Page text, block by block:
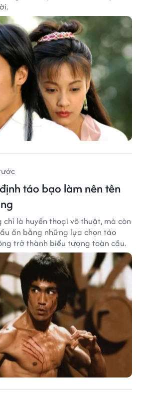
táo bạo làm nên tên
chỉ là huyền thoại võ thuật, mà còn
ấn bằng những lựa chọn táo
trở thành biểu tượng toàn cầu.